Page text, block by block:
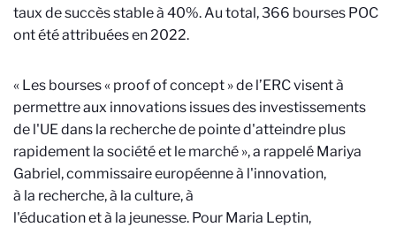
taux de succès stable à 40%. Au total, 366 bourses POC
ont été attribuées en 2022.
« Les bourses « proof of concept » de l’ERC visent à
permettre aux innovations issues des investissements
de l'UE dans la recherche de pointe d'atteindre plus
rapidement la société et le marché », a rappelé Mariya
Gabriel,commissaire européenne à l'innovation,
à la recherche, à la culture, à
l'éducation et à la jeunesse. Pour Maria Leptin,